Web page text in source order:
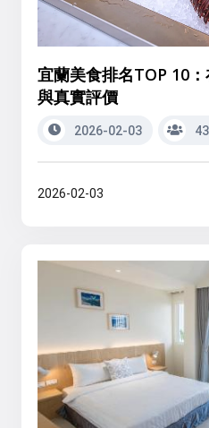
宜蘭美食排名TOP 10
與真實評價
2026-02-03
2026-02-03